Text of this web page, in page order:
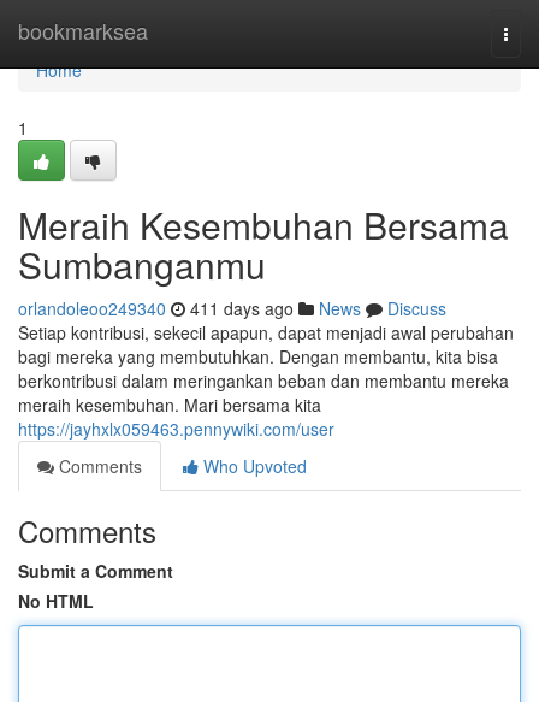
bookmarksea
Home
Home
1
Meraih Kesembuhan Bersama
Sumbanganmu
orlandoleoo249340 411 days ago News
Discuss
Setiap kontribusi, sekecil apapun, dapat menjadi awal perubahan
bagi mereka yang membutuhkan. Dengan membantu, kita bisa
berkontribusi dalam meringankan beban dan membantu mereka
meraih kesembuhan. Mari bersama kita
https://jayhxlx059463.pennywiki.com/user
Comments
Who Upvoted
Comments
Submit a Comment
No HTML